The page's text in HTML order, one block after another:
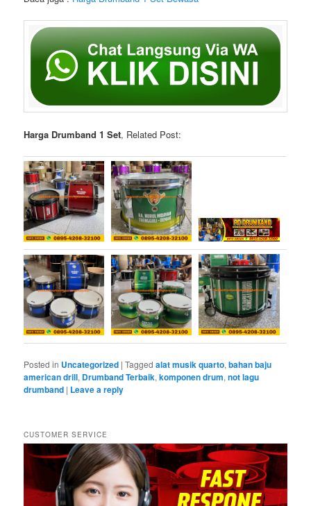
Harga Drumband 1 Set, Related Post:
Posted in Uncategorized |Tagged alat musik quarto,bahan baju
american drill, Drumband Terbaik,komponen drum,not lagu
drumband | Leave a reply
CUSTOMER SERVICE